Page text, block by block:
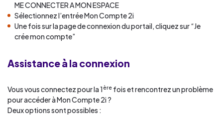
ME CONNECTER A MON ESPACE
Sélectionnez l’entrée Mon Compte 2i
Une fois sur la page de connexion du portail, cliquez sur “Je
crée mon compte”
Assistance à la connexion
Vous vous connectez pour la 1 ère fois et rencontrez un problème
pour accéder à Mon Compte 2i ?
Deux options sont possibles :